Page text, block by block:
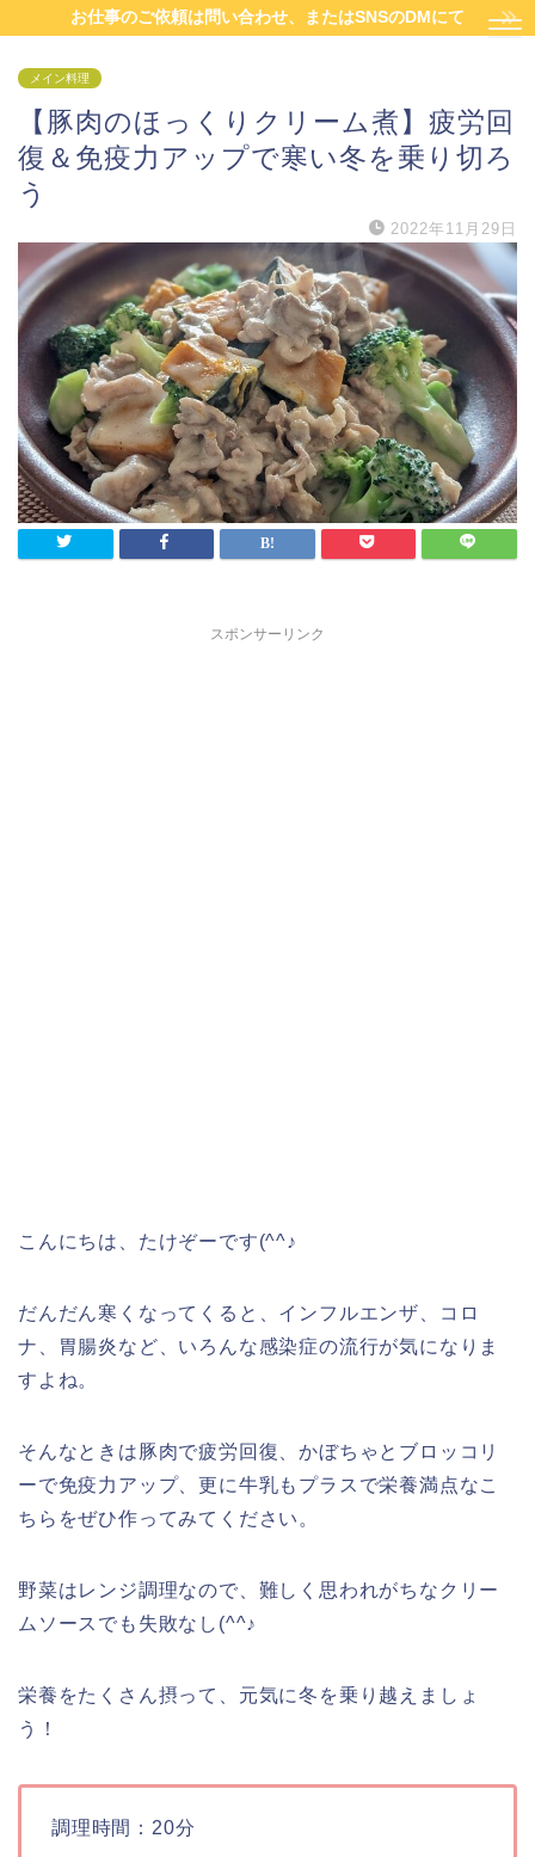
お仕事のご依頼は問い合わせ、またはSNSのDMにて
メイン料理
【豚肉のほっくりクリーム煮】疲労回
復＆免疫力アップで寒い冬を乗り切ろ
う
2022年11月29日
スポンサーリンク
こんにちは、たけぞーです(^^♪
だんだん寒くなってくると、インフルエンザ、コロ
ナ、胃腸炎など、いろんな感染症の流行が気になりま
すよね。
そんなときは豚肉で疲労回復、かぼちゃとブロッコリ
ーで免疫力アップ、更に牛乳もプラスで栄養満点なこ
ちらをぜひ作ってみてください。
野菜はレンジ調理なので、難しく思われがちなクリー
ムソースでも失敗なし(^^♪
栄養をたくさん摂って、元気に冬を乗り越えましょ
う！
調理時間：20分